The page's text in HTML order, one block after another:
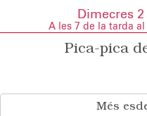
Dimecres
A les 7 de la tarda al
Pica-pica
Més